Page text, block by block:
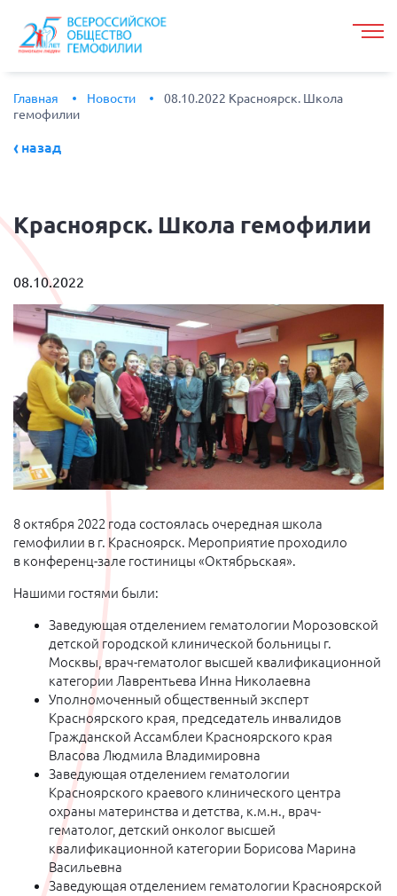
Главная Новости
08.10.2022 Красноярск. Школа
гемофилии
назад
Красноярск. Школа гемофилии
08.10.2022
8 октября 2022 года состоялась очередная школа
гемофилии в г. Красноярск. Мероприятие проходило
в конференц-зале гостиницы «Октябрьская».
Нашими гостями были:
Заведующая отделением гематологии Морозовской
детской городской клинической больницы г.
Москвы, врач-гематолог высшей квалификационной
категории Лаврентьева Инна Николаевна
Уполномоченный общественный эксперт
Красноярского края, председатель инвалидов
Гражданской Ассамблеи Красноярского края
Власова Людмила Владимировна
Заведующая отделением гематологии
Красноярского краевого клинического центра
охраны материнства и детства, к.м.н., врач-
гематолог, детский онколог высшей
квалификационной категории Борисова Марина
Васильевна
Заведующая отделением гематологии Красноярской